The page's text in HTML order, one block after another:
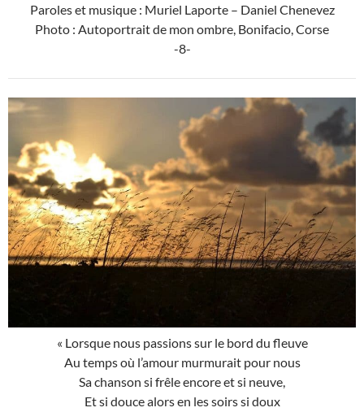
Paroles et musique : Muriel Laporte – Daniel Chenevez
Photo : Autoportrait de mon ombre, Bonifacio, Corse
-8-
« Lorsque nous passions sur le bord du fleuve
Au temps où l’amour murmurait pour nous
Sa chanson si frêle encore et si neuve,
Et si douce alors en les soirs si doux